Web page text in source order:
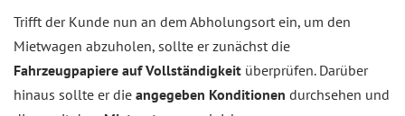
Trifft der Kunde nun an dem Abholungsort ein, um den
Mietwagen abzuholen, sollte er zunächst die
Fahrzeugpapiere auf Vollständigkeit überprüfen. Darüber
hinaus sollte er die angegeben Konditionen durchsehen und